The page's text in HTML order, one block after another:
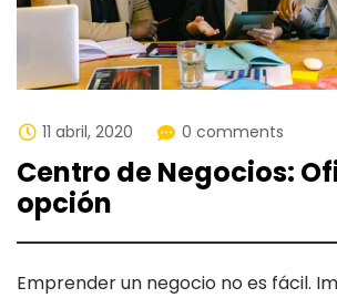
11 abril, 2020 0 comments
Centro de Negocios:
opción
Emprender un negocio no es fácil.